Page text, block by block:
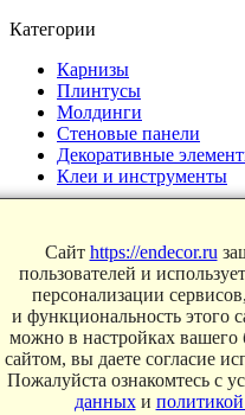
Категории
Карнизы
Плинтусы
Молдинги
Стеновые панели
Декоративные
Клеи и инструменты
Интерьеры
Блог
Магазин
О компании
Контакты
Условия продаж
Сайт https://endecor.ru
пользователей и
персонализации
и функциональность этого
можно в настройках вашего
сайтом, вы даете согласие
Пожалуйста ознакомтесь с
данныхи